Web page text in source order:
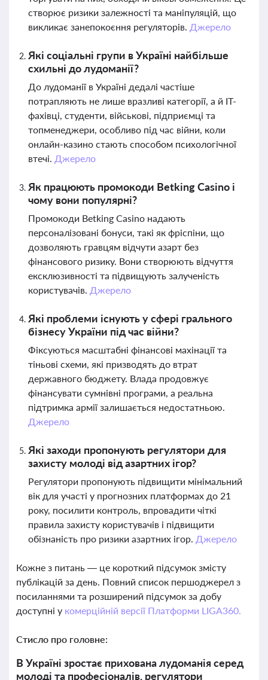
створює ризики залежності та маніпуляцій, що
викликає занепокоєння регуляторів. Джерело
Які соціальні групи в Україні найбільше
схильні до лудоманії?
До лудоманії в Україні дедалі частіше
потрапляють не лише вразливі категорії, а й IT-
фахівці, студенти, військові, підприємці та
топменеджери, особливо під час війни, коли
онлайн-казино стають способом психологічної
втечі. Джерело
Як працюють промокоди Betking Casino і
чому вони популярні?
Промокоди Betking Casino надають
персоналізовані бонуси, такі як фріспіни, що
дозволяють гравцям відчути азарт без
фінансового ризику. Вони створюють відчуття
ексклюзивності та підвищують залученість
користувачів. Джерело
Які проблеми існують у сфері грального
бізнесу України під час війни?
Фіксуються масштабні фінансові махінації та
тіньові схеми, які призводять до втрат
державного бюджету. Влада продовжує
фінансувати сумнівні програми, а реальна
підтримка армії залишається недостатньою.
Джерело
Які заходи пропонують регулятори для
захисту молоді від азартних ігор?
Регулятори пропонують підвищити мінімальний
вік для участі у прогнозних платформах до 21
року, посилити контроль, впровадити чіткі
правила захисту користувачів і підвищити
обізнаність про ризики азартних ігор. Джерело
Кожне з питань — це короткий підсумок змісту
публікацій за день. Повний список першоджерел з
посиланнями та розширений підсумок за добу
доступні у комерційній версії Платформи LIGA360.
Стисло про головне:
В Україні зростає прихована лудоманія серед
молоді та професіоналів, регулятори